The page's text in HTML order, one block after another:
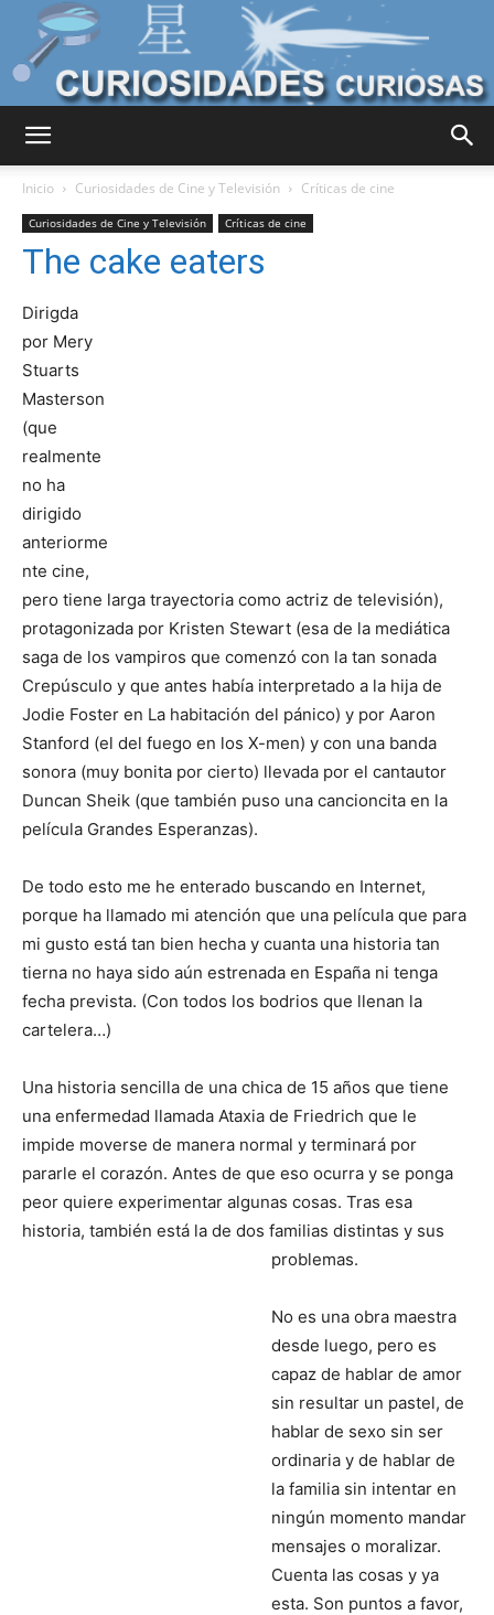
Curiosas
Inicio Curiosidades de Cine y Televisión Críticas de cine
Curiosidades de Cine y Televisión Críticas de cine
The cake eaters
Dirigda
por Mery
Stuarts
Masterson
(que
realmente
no ha
dirigido
anteriorme
nte cine,
pero tiene larga trayectoria como actriz de televisión),
protagonizada por Kristen Stewart (esa de la mediática
saga de los vampiros que comenzó con la tan sonada
Crepúsculo y que antes había interpretado a la hija de
Jodie Foster en La habitación del pánico) y por Aaron
Stanford (el del fuego en los X-men) y con una banda
sonora (muy bonita por cierto) llevada por el cantautor
Duncan Sheik (que también puso una cancioncita en la
película Grandes Esperanzas).
De todo esto me he enterado buscando en Internet,
porque ha llamado mi atención que una película que para
mi gusto está tan bien hecha y cuanta una historia tan
tierna no haya sido aún estrenada en España ni tenga
fecha prevista. (Con todos los bodrios que llenan la
cartelera…)
Una historia sencilla de una chica de 15 años que tiene
una enfermedad llamada Ataxia de Friedrich que le
impide moverse de manera normal y terminará por
pararle el corazón. Antes de que eso ocurra y se ponga
peor quiere experimentar algunas cosas. Tras esa
historia, también está la de dos familias distintas y sus
problemas.
No es una obra maestra
desde luego, pero es
capaz de hablar de amor
sin resultar un pastel, de
hablar de sexo sin ser
ordinaria y de hablar de
la familia sin intentar en
ningún momento mandar
mensajes o moralizar.
Cuenta las cosas y ya
esta. Son puntos a favor,